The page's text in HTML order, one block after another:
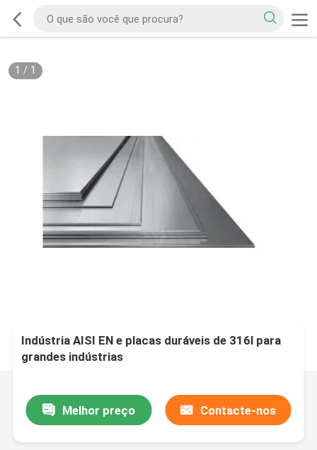
1 / 1
Indústria AISI EN e placas duráveis de 316l para
grandes indústrias
Melhor preço Contacte-nos